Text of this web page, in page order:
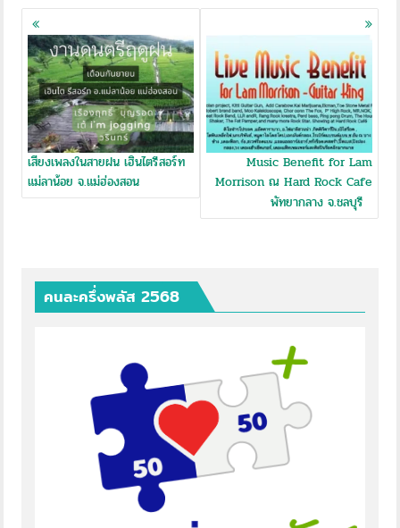
Posts
navigation
เสียงเพลงในสายฝน เฮินไตรีสอร์ท​
แม่ลาน้อย​ จ.แม่ฮ่องสอน
Music Benefit for Lam
Morrison ณ Hard Rock Cafe
พัทยากลาง จ.ชลบุรี
คนละครึ่งพลัส 2568